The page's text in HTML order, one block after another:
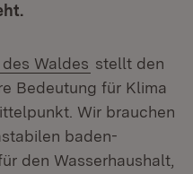
Waldes (Öffnet in
stellt den
Bedeutung für Klima
Wir brauchen
baden-
den Wasserhaushalt,